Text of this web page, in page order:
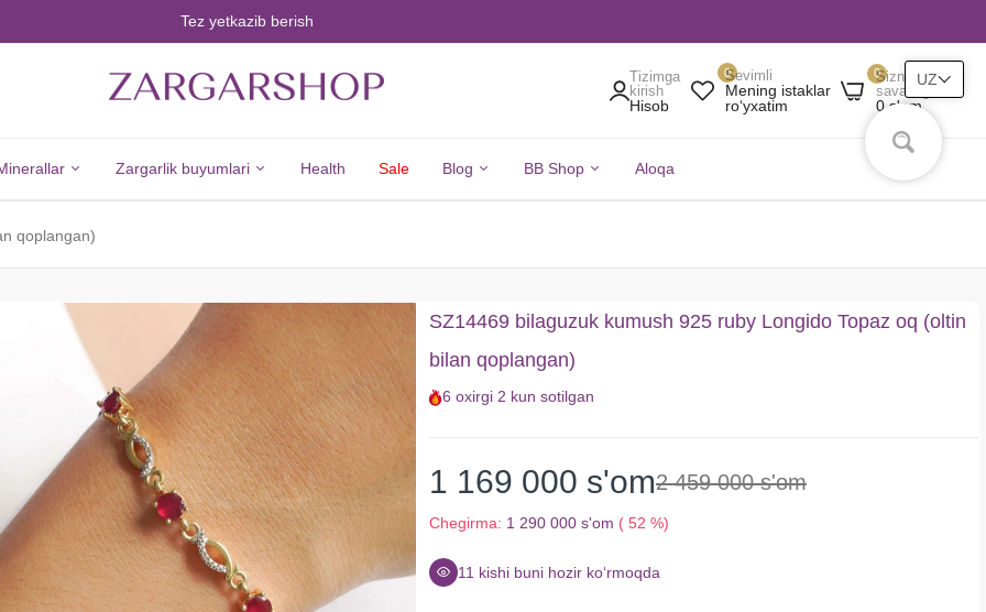
Tez yetkazib berish
Tizimga
kirish
Hisob
0Sevimli
Mening istaklar
roʻyxatim
0Sizning
savatingiz
0 s'om
Minerallar
Sitrin
Tanzanit
Zargarlik buyumlari
Barcha
Zargarlik
Buyumlari
Kumush
Yangi
Tovarlar
Uzuklar
Ziraklar
Chanes
Kulonlar
Health Sale Blog BB Shop Aloqa
qoplangan)
SZ14469 bilaguzuk kumush 925 ruby ​​Longido Topaz oq (oltin
bilan qoplangan)
6 oxirgi 2 kun sotilgan
1 169 000 s'om2 459 000 s'om
Chegirma: 1 290 000 s'om ( 52 %)
11 kishi buni hozir koʻrmoqda
UZ